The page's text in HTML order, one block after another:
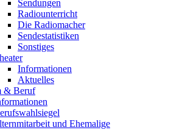
Sendungen
Radiounterricht
Die Radiomacher
Sendestatistiken
Sonstiges
Informationen
Aktuelles
& Beruf
und Ehemalige